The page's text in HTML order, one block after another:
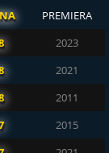
PREMIERA
2023
2021
2011
2015